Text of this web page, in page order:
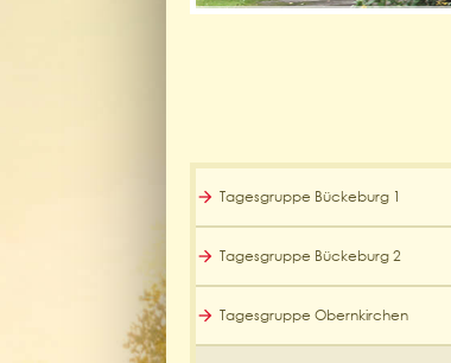
Tagesgruppe Bückeburg 1
Tagesgruppe Bückeburg 2
Tagesgruppe Obernkirchen